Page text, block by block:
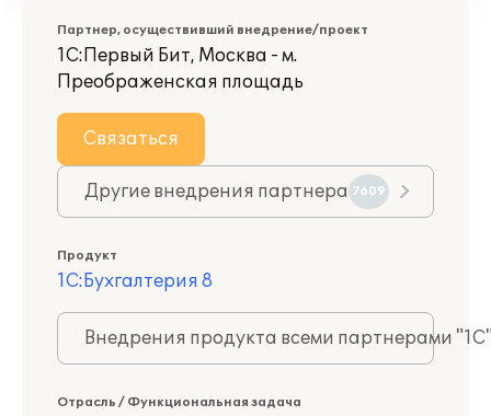
Партнер, осуществивший внедрение/проект
1С:Первый Бит, Москва - м.
Преображенская площадь
Связаться
Другие внедрения партнера 7609
Продукт
1С:Бухгалтерия 8
Внедрения продукта всеми партнерами
Отрасль / Функциональная задача